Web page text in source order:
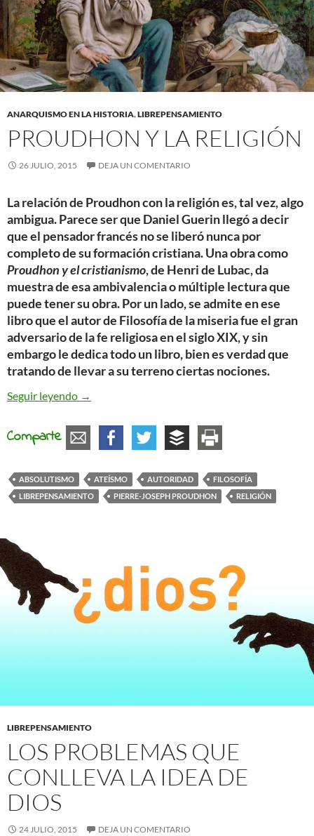
ANARQUISMO EN LA HISTORIA,LIBREPENSAMIENTO
PROUDHON Y LA RELIGIÓN
26 JULIO, 2015 DEJA UN COMENTARIO
La relación de Proudhon con la religión es, tal vez, algo
ambigua. Parece ser que Daniel Guerin llegó a decir
que el pensador francés no se liberó nunca por
completo de su formación cristiana. Una obra como
Proudhon y el cristianismo, de Henri de Lubac, da
muestra de esa ambivalencia o múltiple lectura que
puede tener su obra. Por un lado, se admite en ese
libro que el autor de Filosofía de la miseria fue el gran
adversario de la fe religiosa en el siglo XIX, y sin
embargo le dedica todo un libro, bien es verdad que
tratando de llevar a su terreno ciertas nociones.
Seguir leyendo Proudhon y la religión
→
Comparte
ABSOLUTISMO ATEÍSMO AUTORIDAD
FILOSOFÍA
LIBREPENSAMIENTO
PIERRE-JOSEPH PROUDHON RELIGIÓN
LIBREPENSAMIENTO
LOS PROBLEMAS QUE
CONLLEVA LA IDEA DE
DIOS
24 JULIO, 2015 DEJA UN COMENTARIO